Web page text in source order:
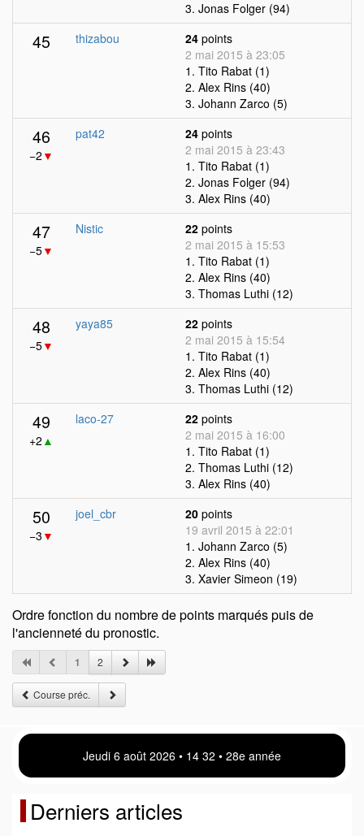
3. Jonas Folger (94)
45 thizabou 24 points
2 mai 2015 à 23:05
1. Tito Rabat (1)
2. Alex Rins (40)
3. Johann Zarco (5)
46
−2 ▼
pat42 24 points
2 mai 2015 à 23:43
1. Tito Rabat (1)
2. Jonas Folger (94)
3. Alex Rins (40)
47
−5▼
Nistic 22 points
2 mai 2015 à 15:53
1. Tito Rabat (1)
2. Alex Rins (40)
3. Thomas Luthi (12)
48
−5▼
yaya85 22 points
2 mai 2015 à 15:54
1. Tito Rabat (1)
2. Alex Rins (40)
3. Thomas Luthi (12)
49
+2 ▲
laco-27 22 points
2 mai 2015 à 16:00
1. Tito Rabat (1)
2. Thomas Luthi (12)
3. Alex Rins (40)
50
−3 ▼
joel_cbr 20 points
19 avril 2015 à 22:01
1. Johann Zarco (5)
2. Alex Rins (40)
3. Xavier Simeon (19)
Ordre fonction du nombre de points marqués puis de
l'ancienneté du pronostic.
1 2
Course préc.
Jeudi 6 août 2026 • 14:32 • 28e année
Derniers articles